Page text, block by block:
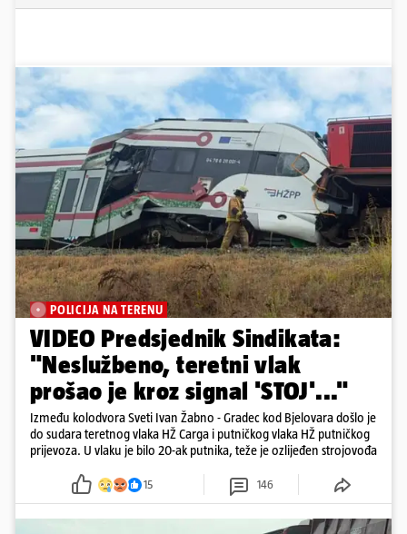
POLICIJA NA TERENU
VIDEO Predsjednik Sindikata:
"Neslužbeno, teretni vlak
prošao je kroz signal 'STOJ'..."
Između kolodvora Sveti Ivan Žabno - Gradec kod Bjelovara došlo je
do sudara teretnog vlaka HŽ Carga i putničkog vlaka HŽ putničkog
prijevoza. U vlaku je bilo 20-ak putnika, teže je ozlijeđen strojovođa
15 146